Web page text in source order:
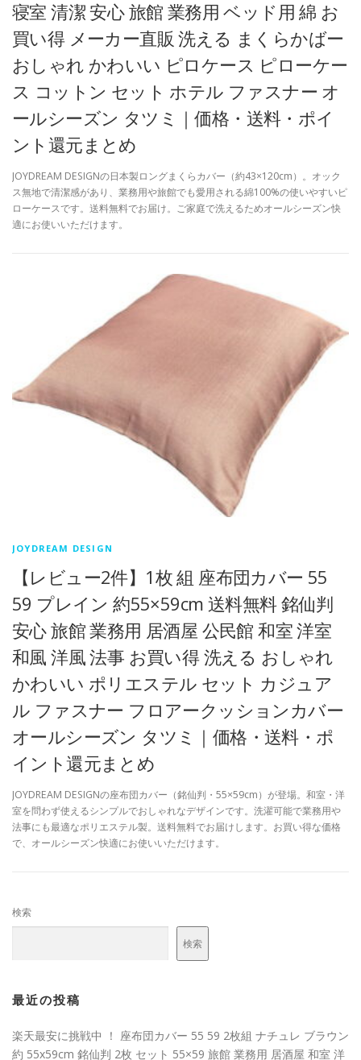
寝室 清潔 安心 旅館 業務用 ベッド用 綿 お
買い得 メーカー直販 洗える まくらかばー
おしゃれ かわいい ピロケース ピローケー
ス コットン セット ホテル ファスナー オ
ールシーズン タツミ｜価格・送料・ポイ
ント還元まとめ
JOYDREAM DESIGNの日本製ロングまくらカバー（約43×120cm）。オック
ス無地で清潔感があり、業務用や旅館でも愛用される綿100%の使いやすいピ
ローケースです。送料無料でお届け。ご家庭で洗えるためオールシーズン快
適にお使いいただけます。
JOYDREAM DESIGN
【レビュー2件】1枚 組 座布団カバー 55
59 プレイン 約55×59cm 送料無料 銘仙判
安心 旅館 業務用 居酒屋 公民館 和室 洋室
和風 洋風 法事 お買い得 洗える おしゃれ
かわいい ポリエステル セット カジュア
ル ファスナー フロアークッションカバー
オールシーズン タツミ｜価格・送料・ポ
イント還元まとめ
JOYDREAM DESIGNの座布団カバー（銘仙判・55×59cm）が登場。和室・洋
室を問わず使えるシンプルでおしゃれなデザインです。洗濯可能で業務用や
法事にも最適なポリエステル製。送料無料でお届けします。お買い得な価格
で、オールシーズン快適にお使いいただけます。
検索
検索
最近の投稿
楽天最安に挑戦中 ！ 座布団カバー 55 59 2枚組 ナチュレ ブラウン
約 55x59cm 銘仙判 2枚 セット 55×59 旅館 業務用 居酒屋 和室 洋